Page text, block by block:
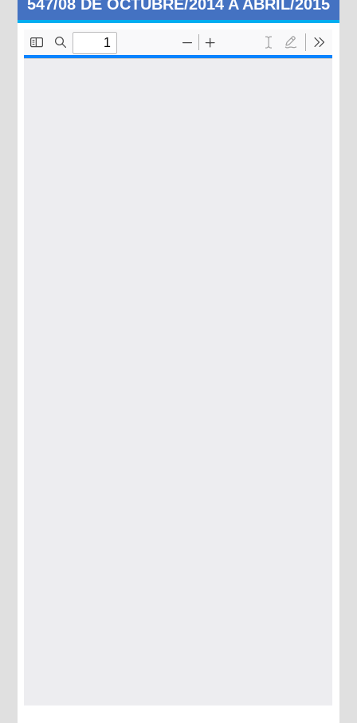
547/08 DE OCTUBRE/2014 A ABRIL/2015